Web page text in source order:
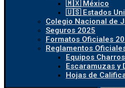
🇲🇽 México
🇺🇸 Estados
Colegio Nacional de
Seguros 2025
Formatos Oficiales
Reglamentos
Equipos Charros
Escaramuzas y
Hojas de